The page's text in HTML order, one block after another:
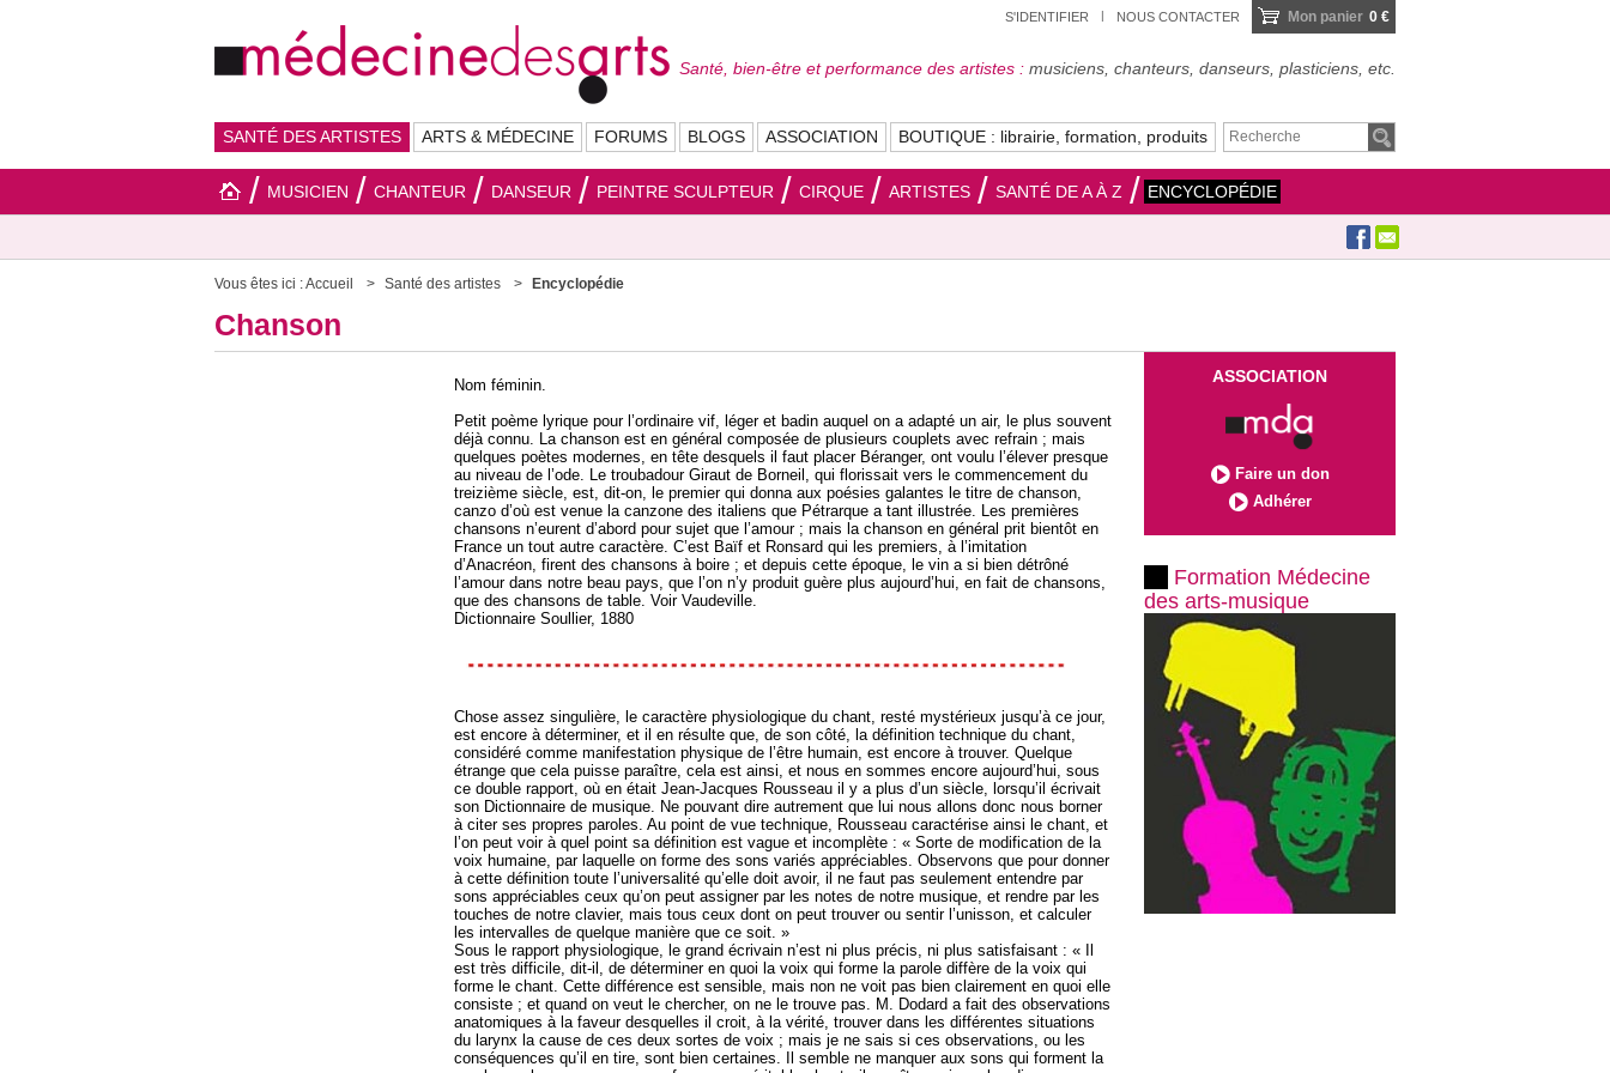
S'IDENTIFIER NOUS CONTACTER Mon panier 0 €
Santé, bien-être et performance des artistes : musiciens, chanteurs, danseurs, plasticiens, etc.
SANTÉ DES ARTISTES ARTS & MÉDECINE FORUMS BLOGS ASSOCIATION BOUTIQUE : librairie, formation, produits
MUSICIEN CHANTEUR DANSEUR PEINTRE SCULPTEUR CIRQUE ARTISTES SANTÉ DE A À Z ENCYCLOPÉDIE
Vous êtes ici :Accueil Santé des artistes Encyclopédie
Chanson
Nom féminin.
Petit poème lyrique pour l’ordinaire vif, léger et badin auquel on a adapté un air, le plus souvent
déjà connu. La chanson est en général composée de plusieurs couplets avec refrain ; mais
quelques poètes modernes, en tête desquels il faut placer Béranger, ont voulu l’élever presque
au niveau de l’ode. Le troubadour Giraut de Borneil, qui florissait vers le commencement du
treizième siècle, est, dit-on, le premier qui donna aux poésies galantes le titre de chanson,
canzo d’où est venue la canzone des italiens que Pétrarque a tant illustrée. Les premières
chansons n’eurent d’abord pour sujet que l’amour ; mais la chanson en général prit bientôt en
France un tout autre caractère. C’est Baïf et Ronsard qui les premiers, à l’imitation
d’Anacréon, firent des chansons à boire ; et depuis cette époque, le vin a si bien détrôné
l’amour dans notre beau pays, que l’on n’y produit guère plus aujourd’hui, en fait de chansons,
que des chansons de table. Voir Vaudeville.
Dictionnaire Soullier, 1880
Chose assez singulière, le caractère physiologique du chant, resté mystérieux jusqu’à ce jour,
est encore à déterminer, et il en résulte que, de son côté, la définition technique du chant,
considéré comme manifestation physique de l’être humain, est encore à trouver. Quelque
étrange que cela puisse paraître, cela est ainsi, et nous en sommes encore aujourd’hui, sous
ce double rapport, où en était Jean-Jacques Rousseau il y a plus d’un siècle, lorsqu’il écrivait
son Dictionnaire de musique. Ne pouvant dire autrement que lui nous allons donc nous borner
à citer ses propres paroles. Au point de vue technique, Rousseau caractérise ainsi le chant, et
l’on peut voir à quel point sa définition est vague et incomplète : « Sorte de modification de la
voix humaine, par laquelle on forme des sons variés appréciables. Observons que pour donner
à cette définition toute l’universalité qu’elle doit avoir, il ne faut pas seulement entendre par
sons appréciables ceux qu’on peut assigner par les notes de notre musique, et rendre par les
touches de notre clavier, mais tous ceux dont on peut trouver ou sentir l’unisson, et calculer
les intervalles de quelque manière que ce soit. »
Sous le rapport physiologique, le grand écrivain n’est ni plus précis, ni plus satisfaisant : « Il
est très difficile, dit-il, de déterminer en quoi la voix qui forme la parole diffère de la voix qui
forme le chant. Cette différence est sensible, mais non ne voit pas bien clairement en quoi elle
consiste ; et quand on veut le chercher, on ne le trouve pas. M. Dodard a fait des observations
anatomiques à la faveur desquelles il croit, à la vérité, trouver dans les différentes situations
du larynx la cause de ces deux sortes de voix ; mais je ne sais si ces observations, ou les
conséquences qu’il en tire, sont bien certaines. Il semble ne manquer aux sons qui forment la
ASSOCIATION
Faire un don
Adhérer
Formation Médecine
des arts-musique